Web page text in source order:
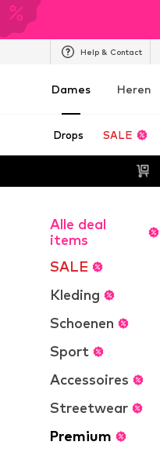
Help & Contact
Dames Heren
Drops SALE
Alle deal
items
SALE
Kleding
Schoenen
Sport
Accessoires
Streetwear
Premium